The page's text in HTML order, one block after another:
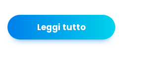
Leggi tutto